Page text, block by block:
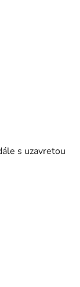
s uzavretou